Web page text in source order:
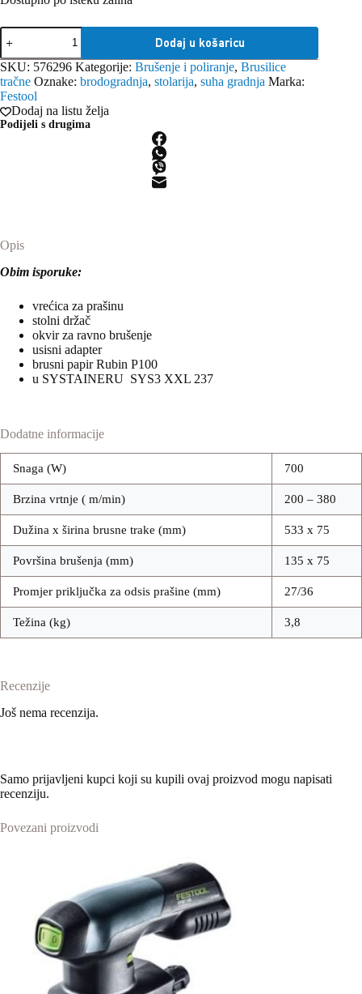
Festool
brusilica
tračna
BS
75
E-
Set
količina
Dodaj u košaricu
SKU: 576296 Kategorije: Brušenje i poliranje, Brusilice
tračne Oznake: brodogradnja, stolarija, suha gradnja Marka:
Festool
Dodaj na listu želja
Podijeli s drugima
Opis
Obim isporuke:
vrećica za prašinu
stolni držač
okvir za ravno brušenje
usisni adapter
brusni papir Rubin P100
u SYSTAINERU SYS3 XXL 237
Dodatne informacije
Snaga (W) 700
Brzina vrtnje ( m/min) 200 – 380
Dužina x širina brusne trake (mm) 533 x 75
Površina brušenja (mm) 135 x 75
Promjer priključka za odsis prašine (mm) 27/36
Težina (kg) 3,8
Recenzije
Još nema recenzija.
Samo prijavljeni kupci koji su kupili ovaj proizvod mogu napisati
recenziju.
Povezani proizvodi